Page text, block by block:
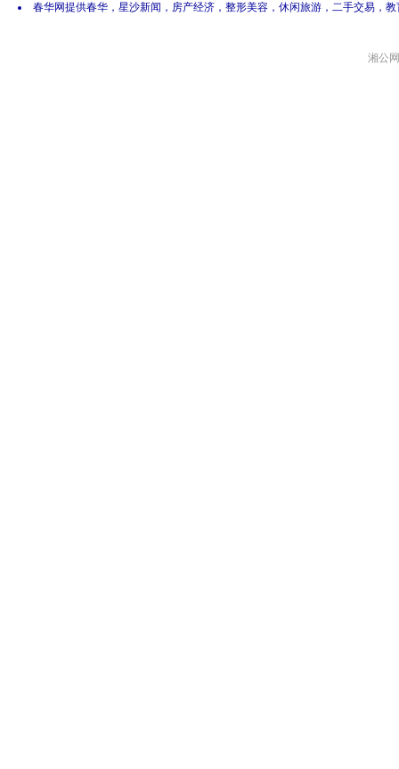
春华网提供春华，星沙新闻，房产经济，整形美容，休闲旅游，二手交易，
湘公